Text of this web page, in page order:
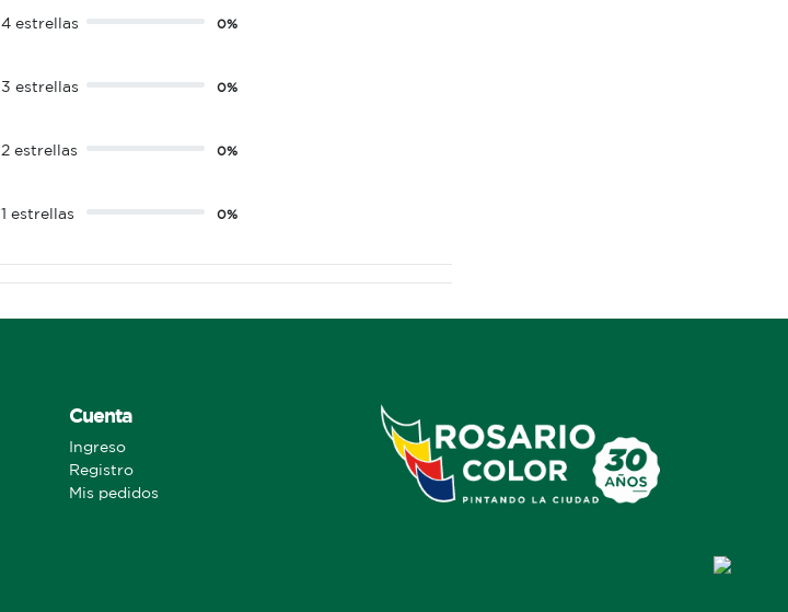
4 estrellas 0%
3 estrellas 0%
2 estrellas 0%
1 estrellas 0%
Cuenta
Ingreso
Registro
Mis pedidos